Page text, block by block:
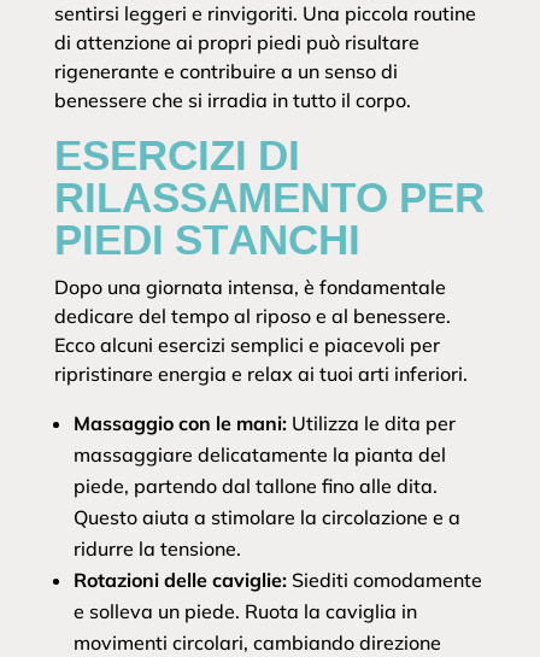
sentirsi leggeri e rinvigoriti. Una piccola routine
di attenzione ai propri piedi può risultare
rigenerante e contribuire a un senso di
benessere che si irradia in tutto il corpo.
ESERCIZI DI
RILASSAMENTO PER
PIEDI STANCHI
Dopo una giornata intensa, è fondamentale
dedicare del tempo al riposo e al benessere.
Ecco alcuni esercizi semplici e piacevoli per
ripristinare energia e relax ai tuoi arti inferiori.
Massaggio con le mani:Utilizza le dita per
massaggiare delicatamente la pianta del
piede, partendo dal tallone fino alle dita.
Questo aiuta a stimolare la circolazione e a
ridurre la tensione.
Rotazioni delle caviglie:Siediti comodamente
e solleva un piede. Ruota la caviglia in
movimenti circolari, cambiando direzione